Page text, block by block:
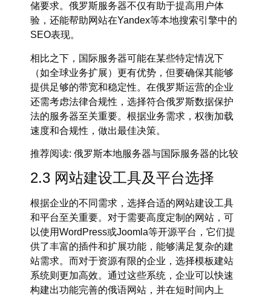
储要求。俄罗斯服务器不仅有助于提高用户体
验，还能帮助网站在Yandex等本地搜索引擎中的
SEO表现。
相比之下，国际服务器可能在某些特定情况下
（如全球业务扩展）更有优势，但要确保其能够
提供足够的带宽和稳定性。在俄罗斯运营的企业
还需考虑法律合规性 ，选择符合俄罗斯数据保护
法的服务器至关重要。根据业务需求，权衡加载
速度和合规性 ，做出最佳决策。
推荐阅读: 俄罗斯本地服务器与国际服务器的比较
2.3 网站建设工具及平台选择
根据企业的不同需求，选择合适的网站建设工具
和平台至关重要。对于需要高度定制的网站，可
以使用WordPress或Joomla等开源平台，它们提
供了丰富的插件和扩展功能，能够满足复杂的建
站需求。而对于资源有限的企业，选择模板建站
系统则更加高效。通过这些系统，企业可以快速
构建出功能完善的俄语网站，并在短时间内上